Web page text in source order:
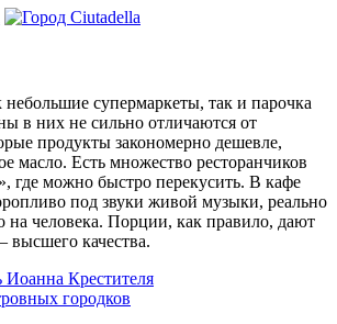
небольшие супермаркеты, так и парочка
в них не сильно отличаются от
продукты закономерно дешевле,
масло. Есть множество ресторанчиков
где можно быстро перекусить. В кафе
под звуки живой музыки, реально
на человека. Порции, как правило, дают
качества.